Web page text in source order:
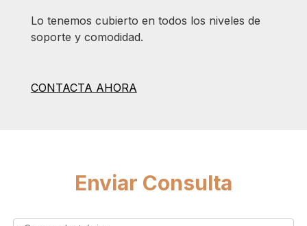
Lo tenemos cubierto en todos los niveles de
soporte y comodidad.
CONTACTA AHORA
Enviar Consulta